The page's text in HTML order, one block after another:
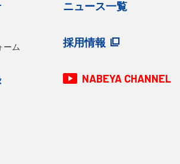
ーム
ニュース一覧
採用情報
NABEYA CHANNEL